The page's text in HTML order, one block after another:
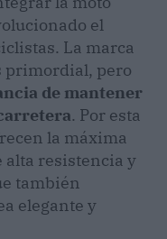
el
La marca
primordial, pero
de mantener
. Por esta
la máxima
alta resistencia y
también
elegante y